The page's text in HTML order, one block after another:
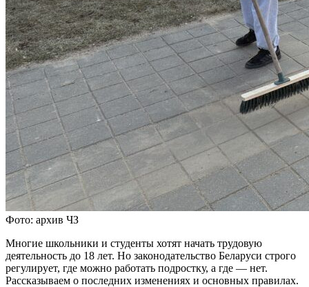
Фото: архив ЧЗ
Многие школьники и студенты хотят начать трудовую
деятельность до 18 лет. Но законодательство Беларуси строго
регулирует, где можно работать подростку, а где — нет.
Рассказываем о последних изменениях и основных правилах.